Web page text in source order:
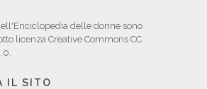
delle donne sono
licenza Creative Commons CC
IL SITO